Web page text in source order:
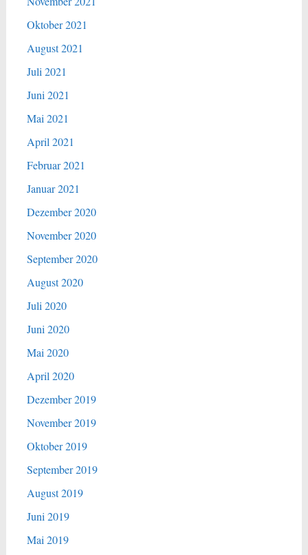
Oktober 2021
August 2021
Juli 2021
Juni 2021
Mai 2021
April 2021
Februar 2021
Januar 2021
Dezember 2020
November 2020
September 2020
August 2020
Juli 2020
Juni 2020
Mai 2020
April 2020
Dezember 2019
November 2019
Oktober 2019
September 2019
August 2019
Juni 2019
Mai 2019